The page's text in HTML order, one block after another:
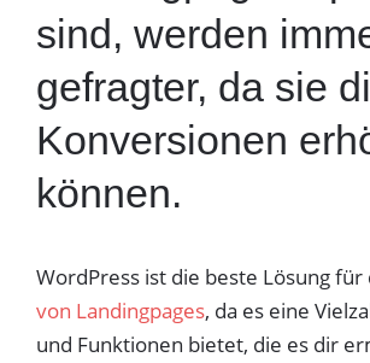
sind, werden
gefragter, da sie
Konversionen
können.
WordPress ist die beste Lösung für
von Landingpages, da es eine
und Funktionen bietet, die es dir